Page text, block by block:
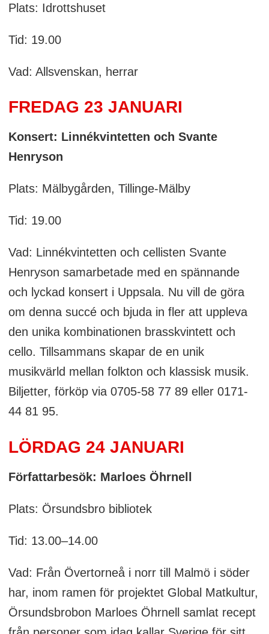
Plats: Idrottshuset
Tid: 19.00
Vad: Allsvenskan, herrar
FREDAG 23 JANUARI
Konsert: Linnékvintetten och Svante
Henryson
Plats: Mälbygården, Tillinge-Mälby
Tid: 19.00
Vad: Linnékvintetten och cellisten Svante
Henryson samarbetade med en spännande
och lyckad konsert i Uppsala. Nu vill de göra
om denna succé och bjuda in fler att uppleva
den unika kombinationen brasskvintett och
cello. Tillsammans skapar de en unik
musikvärld mellan folkton och klassisk musik.
Biljetter, förköp via 0705-58 77 89 eller 0171-
44 81 95.
LÖRDAG 24 JANUARI
Författarbesök: Marloes Öhrnell
Plats: Örsundsbro bibliotek
Tid: 13.00–14.00
Vad: Från Övertorneå i norr till Malmö i söder
har, inom ramen för projektet Global Matkultur,
Örsundsbrobon Marloes Öhrnell samlat recept